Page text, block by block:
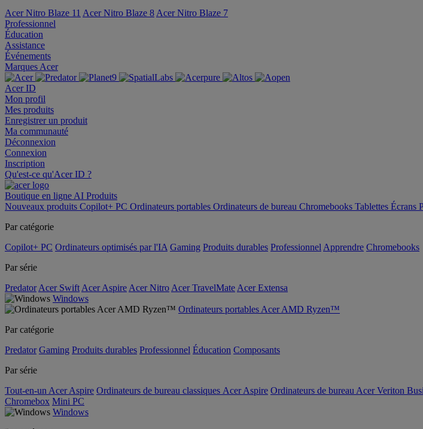
Acer Nitro Blaze 11 Acer Nitro Blaze 8 Acer Nitro Blaze 7
Professionnel
Éducation
Assistance
Événements
Marques Acer
Acer ID
Mon profil
Mes produits
Enregistrer un produit
Ma communauté
Déconnexion
Connexion
Inscription
Qu'est-ce qu'Acer ID ?
Boutique en ligne AI Produits
Nouveaux produits Copilot+ PC Ordinateurs portables Ordinateurs de bureau Chromebooks Tablettes Écrans
Par catégorie
Copilot+ PC Ordinateurs optimisés par l'IA Gaming Produits durables Professionnel Apprendre Chromebooks
Par série
Predator Acer Swift Acer Aspire Acer Nitro Acer TravelMate Acer Extensa
Windows
Ordinateurs portables Acer AMD Ryzen™
Par catégorie
Predator Gaming Produits durables Professionnel Éducation Composants
Par série
Tout-en-un Acer Aspire Ordinateurs de bureau classiques Acer Aspire Ordinateurs de bureau Acer Veriton
Chromebox Mini PC
Windows